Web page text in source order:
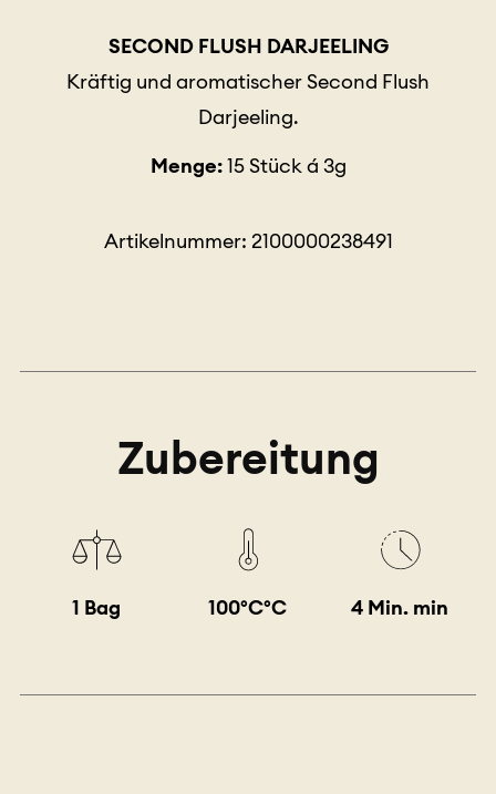
SECOND FLUSH DARJEELING
Kräftig und aromatischer Second Flush
Darjeeling.
Menge:15 Stück á 3g
Artikelnummer: 2100000238491
Zubereitung
1 Bag 100°C°C 4 Min. min